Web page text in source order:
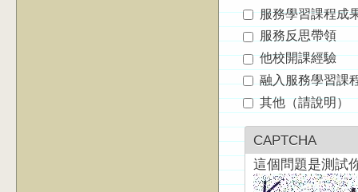
服務學習課程成
服務反思帶領
他校開課經驗
融入服務學習課
其他（請說明）
CAPTCHA
這個問題是測試